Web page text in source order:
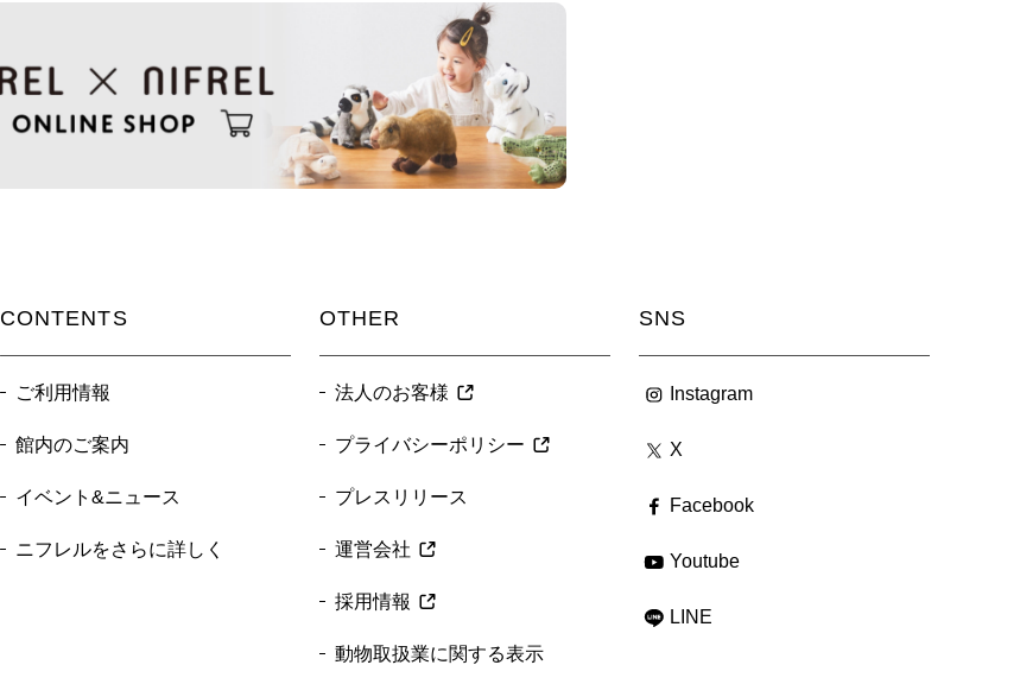
CONTENTS
ご利用情報
館内のご案内
イベント&ニュース
ニフレルをさらに詳しく
OTHER
法人のお客様
プライバシーポリシー
プレスリリース
運営会社
採用情報
動物取扱業に関する表示
SNS
Instagram
X
Facebook
Youtube
LINE